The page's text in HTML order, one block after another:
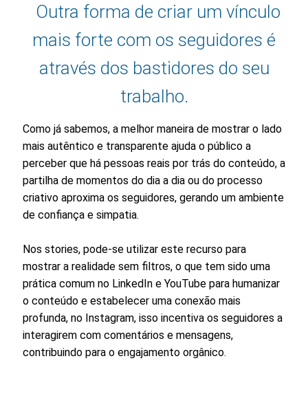
Outra forma de criar um vínculo
mais forte com os seguidores é
através dos bastidores do seu
trabalho.
Como já sabemos, a melhor maneira de mostrar o lado
mais autêntico e transparente ajuda o público a
perceber que há pessoas reais por trás do conteúdo, a
partilha de momentos do dia a dia ou do processo
criativo aproxima os seguidores, gerando um ambiente
de confiança e simpatia.
Nos stories, pode-se utilizar este recurso para
mostrar a realidade sem filtros, o que tem sido uma
prática comum no LinkedIn e YouTube para humanizar
o conteúdo e estabelecer uma conexão mais
profunda, no Instagram, isso incentiva os seguidores a
interagirem com comentários e mensagens,
contribuindo para o engajamento orgânico.